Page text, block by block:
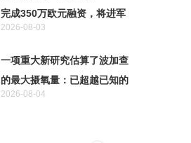
完成350万欧元融资，将进军
自动驾驶领域
2026-08-03
一项重大新研究估算了波加查
的最大摄氧量：已超越已知的
人类极限
2026-08-04